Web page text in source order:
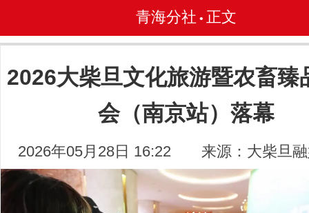
青海分社 • 正文
2026大柴旦文化旅游暨农畜臻
会（南京站）落幕
2026年05月28日 16:22 来源：大柴旦